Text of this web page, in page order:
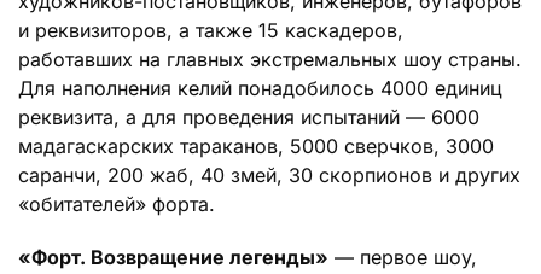
и реквизиторов, а также 15 каскадеров,
работавших на главных экстремальных шоу страны.
Для наполнения келий понадобилось 4000 единиц
реквизита, а для проведения испытаний — 6000
мадагаскарских тараканов, 5000 сверчков, 3000
саранчи, 200 жаб, 40 змей, 30 скорпионов и других
«обитателей» форта.
«Форт. Возвращение легенды» — первое шоу,